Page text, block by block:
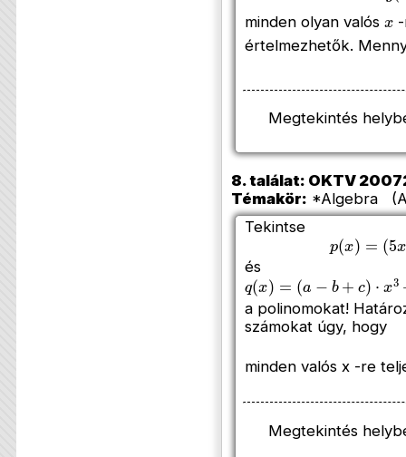
minden olyan valós
értelmezhetők.
Megtekintés
8. találat: OKTV
Témakör: *Algebra
Tekintse
( ) 5x
és
q( x) a +c 3 3
a polinomokat!
számokat úgy, hogy
minden valós x -re
Megtekintés